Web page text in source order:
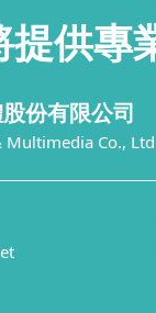
提供專
份有限公司
Co.,